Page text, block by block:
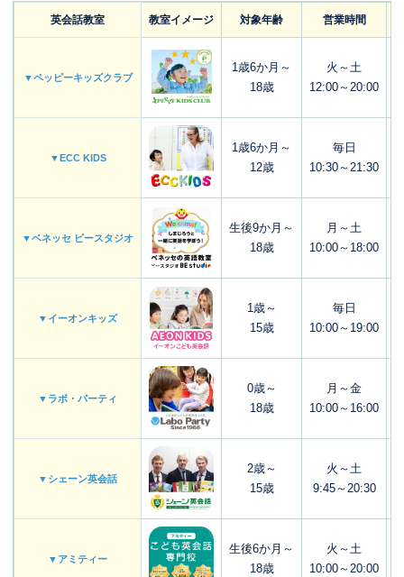
英会話教室 教室イメージ 対象年齢 営業時間
▼ペッピーキッズクラブ
1歳6か月～
18歳
火～土
12:00～20:00
▼ECC KIDS
1歳6か月～
12歳
毎日
10:30～21:30
▼ベネッセ ビースタジオ
生後9か月～
18歳
月～土
10:00～18:00
▼イーオンキッズ
1歳～
15歳
毎日
10:00～19:00
▼ラボ・パーティ
0歳～
18歳
月～金
10:00～16:00
▼シェーン英会話
2歳～
15歳
火～土
9:45～20:30
▼アミティー
生後6か月～
18歳
火～土
10:00～20:00